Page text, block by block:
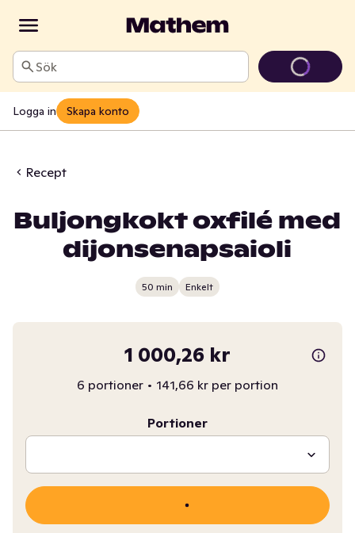
Sök
Logga in Skapa konto
Recept
Buljongkokt oxfilé med
dijonsenapsaioli
50 min Enkelt
1 000,26 kr
6 portioner • 141,66 kr per portion
Portioner